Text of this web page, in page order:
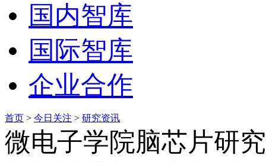
国内智库
国际智库
企业合作
首页 > 今日关注 > 研究资讯
微电子学院脑芯片研